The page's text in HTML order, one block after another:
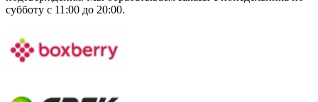
субботу с 11:00 до 20:00.